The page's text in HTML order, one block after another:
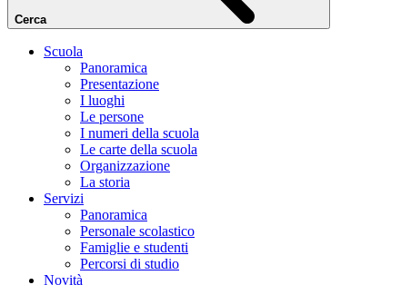
Cerca
Scuola
Panoramica
Presentazione
I luoghi
Le persone
I numeri della scuola
Le carte della scuola
Organizzazione
La storia
Servizi
Panoramica
Personale scolastico
Famiglie e studenti
Percorsi di studio
Novità